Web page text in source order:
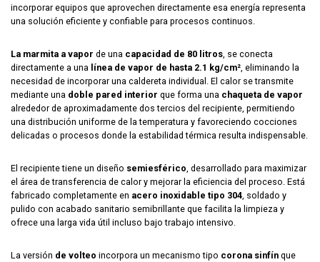
incorporar equipos que aprovechen directamente esa energía representa
una solución eficiente y confiable para procesos continuos.
La marmita a vapor de una capacidad de 80 litros , se conecta
directamente a una línea de vapor de hasta 2.1 kg/cm² , eliminando la
necesidad de incorporar una caldereta individual. El calor se transmite
mediante una doble pared interior que forma una chaqueta de vapor
alrededor de aproximadamente dos tercios del recipiente, permitiendo
una distribución uniforme de la temperatura y favoreciendo cocciones
delicadas o procesos donde la estabilidad térmica resulta indispensable.
El recipiente tiene un diseño semiesférico , desarrollado para maximizar
el área de transferencia de calor y mejorar la eficiencia del proceso. Está
fabricado completamente en acero inoxidable tipo 304 , soldado y
pulido con acabado sanitario semibrillante que facilita la limpieza y
ofrece una larga vida útil incluso bajo trabajo intensivo.
La versión de volteo incorpora un mecanismo tipo corona sinfín que